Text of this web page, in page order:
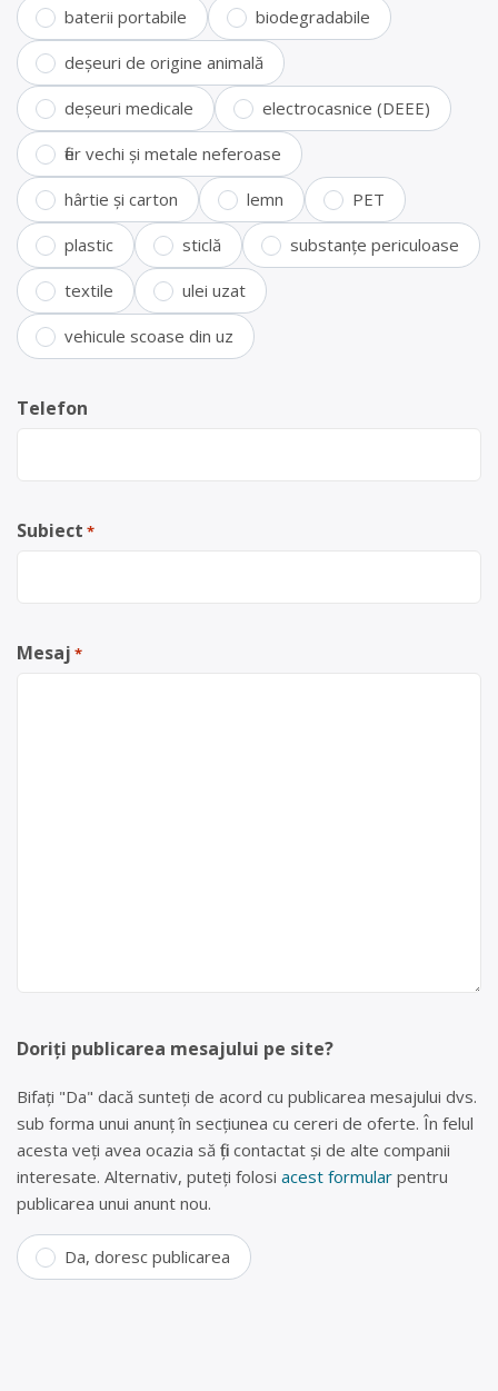
baterii portabile biodegradabile
deșeuri de origine animală
deșeuri medicale electrocasnice (DEEE)
fier vechi și metale neferoase
hârtie și carton lemn PET
plastic sticlă substanțe periculoase
textile ulei uzat
vehicule scoase din uz
Telefon
Subiect *
Mesaj *
Doriți publicarea mesajului pe site?
Bifați "Da" dacă sunteți de acord cu publicarea mesajului dvs.
sub forma unui anunț în secțiunea cu cereri de oferte. În felul
acesta veți avea ocazia să fiți contactat și de alte companii
interesate. Alternativ, puteți folosi acest formular pentru
publicarea unui anunt nou.
Da, doresc publicarea